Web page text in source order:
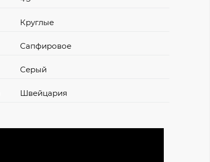
Круглые
Сапфировое
Серый
Швейцария